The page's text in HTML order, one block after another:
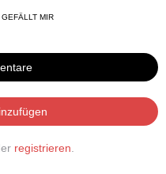
GEFÄLLT MIR
registrieren